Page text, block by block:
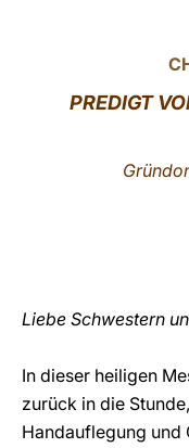
PREDIGT
Liebe Schwestern
In dieser heiligen
zurück in die
Handauflegung und